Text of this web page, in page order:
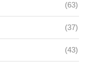
(63)
(37)
(43)